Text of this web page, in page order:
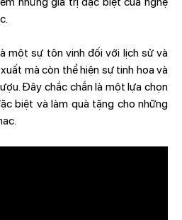
một sự tôn vinh đối với lịch sử và
mà còn thể hiện sự tinh hoa và
Đây chắc chắn là một lựa chọn
biệt và làm quà tặng cho những